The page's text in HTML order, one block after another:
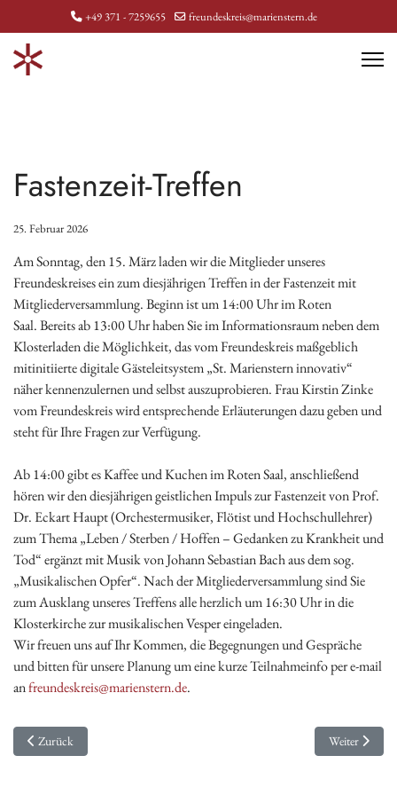
+49 371 - 7259655 freundeskreis@marienstern.de
Fastenzeit-Treffen
25. Februar 2026
Am Sonntag, den 15. März laden wir die Mitglieder unseres
Freundeskreises ein zum diesjährigen Treffen in der Fastenzeit mit
Mitgliederversammlung. Beginn ist um 14:00 Uhr im Roten
Saal. Bereits ab 13:00 Uhr haben Sie im Informationsraum neben dem
Klosterladen die Möglichkeit, das vom Freundeskreis maßgeblich
mitinitiierte digitale Gästeleitsystem „St. Marienstern innovativ“
näher kennenzulernen und selbst auszuprobieren. Frau Kirstin Zinke
vom Freundeskreis wird entsprechende Erläuterungen dazu geben und
steht für Ihre Fragen zur Verfügung.
Ab 14:00 gibt es Kaffee und Kuchen im Roten Saal, anschließend
hören wir den diesjährigen geistlichen Impuls zur Fastenzeit von Prof.
Dr. Eckart Haupt (Orchestermusiker, Flötist und Hochschullehrer)
zum Thema „Leben / Sterben / Hoffen – Gedanken zu Krankheit und
Tod“ ergänzt mit Musik von Johann Sebastian Bach aus dem sog.
„Musikalischen Opfer“. Nach der Mitgliederversammlung sind Sie
zum Ausklang unseres Treffens alle herzlich um 16:30 Uhr in die
Klosterkirche zur musikalischen Vesper eingeladen.
Wir freuen uns auf Ihr Kommen, die Begegnungen und Gespräche
und bitten für unsere Planung um eine kurze Teilnahmeinfo per e-mail
anfreundeskreis@marienstern.de.
Vorheriger Beitrag: Jahresgedächtnis
Zurück Nächster
Weiter